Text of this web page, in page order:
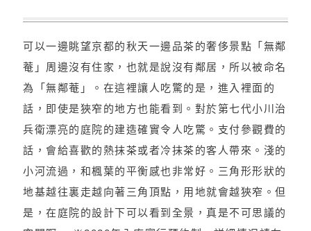
可以一邊眺望京都的秋天一邊品茶的奢侈景點「無鄰
菴」周邊沒有住家，也就是說沒有鄰居，所以被命名
為「無鄰菴」。在這裡讓人吃驚的是，進入裡面的
話，即使是狹窄的地方也能看到。對於第七代小川治
兵衛漂亮的庭院的建造確實令人吃驚。支付參觀費的
話，會給喜歡的熱抹茶或者冷抹茶的客人帶來。淺的
小河流過，和楓葉的平衡感也非常好。三角形形狀的
地基越往裏走越向著三角頂點，用地就會越狹窄。但
是，在庭院的設計下可以看到全景，真是不可思議的